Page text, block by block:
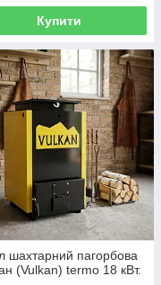
Купити
шахтарний пагорбова
(Vulkan) termo 18 кВт.